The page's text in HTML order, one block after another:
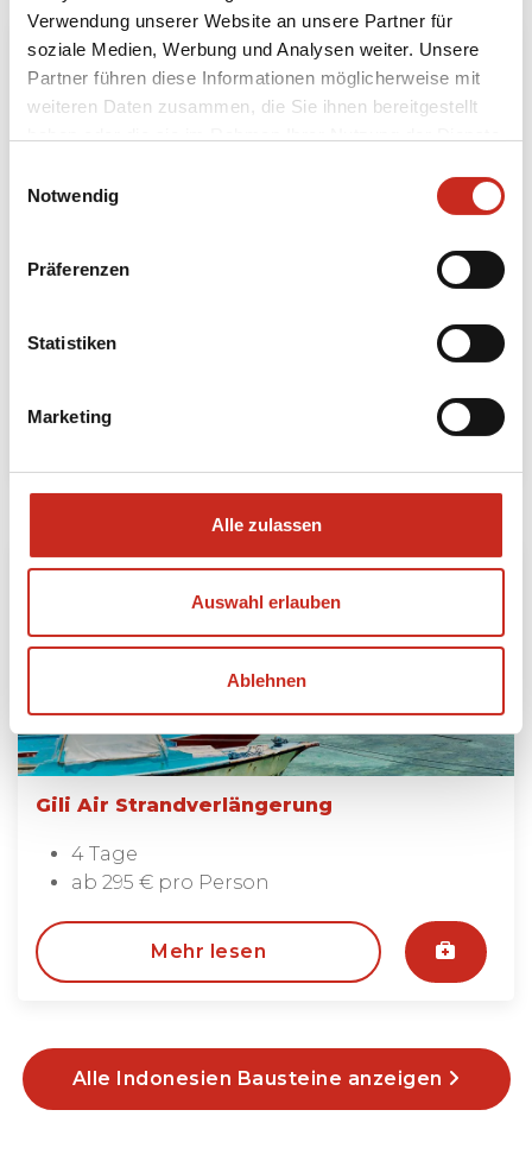
Verwendung unserer Website an unsere Partner für
soziale Medien, Werbung und Analysen weiter. Unsere
Partner führen diese Informationen möglicherweise mit
weiteren Daten zusammen, die Sie ihnen bereitgestellt
Notwendig
Präferenzen
Statistiken
Marketing
Alle zulassen
Auswahl erlauben
Ablehnen
6 Tage
Gili Air Strandverlängerung
4 Tage
ab 295 € pro Person
Mehr lesen
Alle Indonesien Bausteine anzeigen